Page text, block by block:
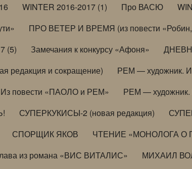
WINTER 2016-2017 (1) Про ВАСЮ
ПРО ВЕТЕР И ВРЕМЯ (из повести
(5)
Замечания к конкурсу «Афоня»
редакция и сокращение)
РЕМ — художник.
повести «ПАОЛО и РЕМ»
РЕМ —
СУПЕРКУКИСЫ-2 (новая редакция)
СПОРЩИК ЯКОВ ЧТЕНИЕ «МОНОЛОГА О
из романа «ВИС ВИТАЛИС»
МИХАИЛ